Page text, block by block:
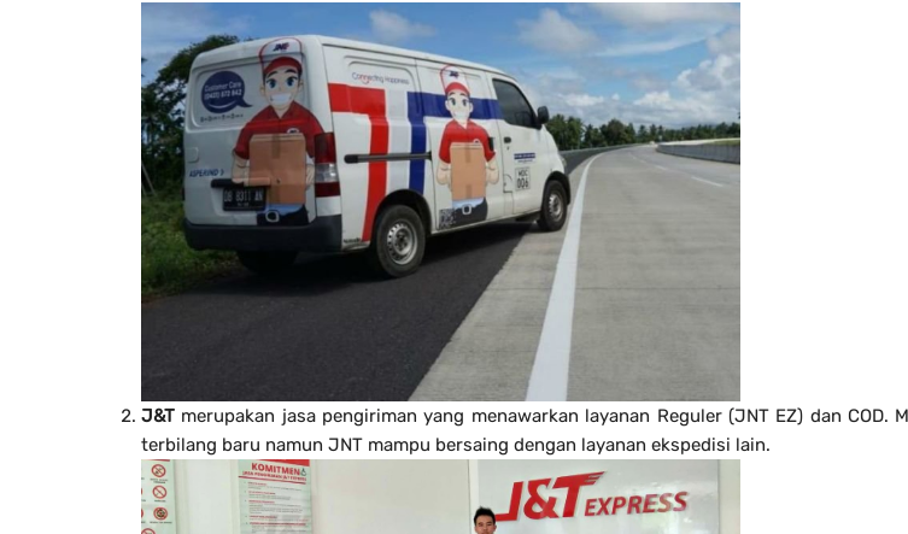
J&T merupakan jasa pengiriman yang menawarkan layanan Reguler (JNT EZ) dan COD.
terbilang baru namun JNT mampu bersaing dengan layanan ekspedisi lain.